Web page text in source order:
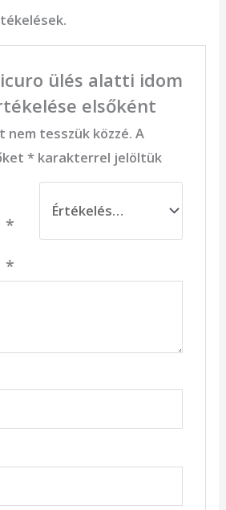
ülés alatti idom
elsőként
nem tesszük közzé. A
*karakterrel jelöltük
*
*